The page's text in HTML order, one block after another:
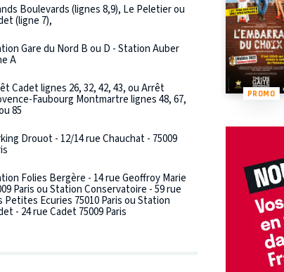
Boulevards (lignes 8,9), Le Peletier ou
(ligne 7),
Gare du Nord B ou D - Station Auber
A
Cadet lignes 26, 32, 42, 43, ou Arrêt
Faubourg Montmartre lignes 48, 67,
85
Drouot - 12/14 rue Chauchat - 75009
Folies Bergère - 14 rue Geoffroy Marie
Paris ou Station Conservatoire - 59 rue
Petites Ecuries 75010 Paris ou Station
- 24 rue Cadet 75009 Paris
PROMO